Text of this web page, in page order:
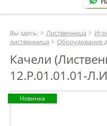
Вы здесь: Лиственница
лиственница
Оборудование
Качели
12.Р.01.01.01-
Новинка